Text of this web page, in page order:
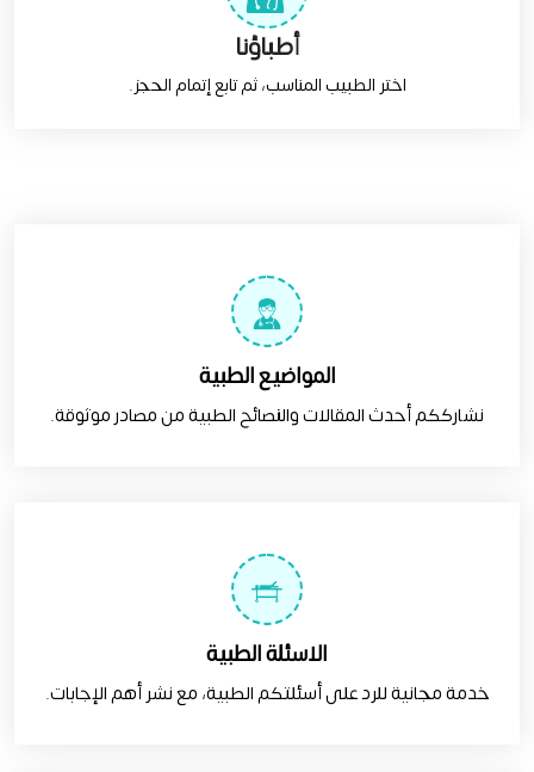
أطباؤنا
اختر الطبيب المناسب، ثم تابع إتمام الحجز.
المواضيع الطبية
نشارككم أحدث المقالات والنصائح الطبية من مصادر موثوقة.
الاسئلة الطبية
خدمة مجانية للرد على أسئلتكم الطبية، مع نشر أهم الإجابات.